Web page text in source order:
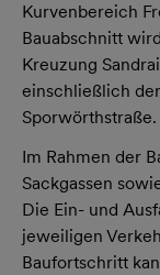
Kurvenbereich
Bauabschnitt
Kreuzung
einschließlich
Sporwörthstraße.
Im Rahmen der
Sackgassen
Die Ein- und
jeweiligen
Baufortschritt